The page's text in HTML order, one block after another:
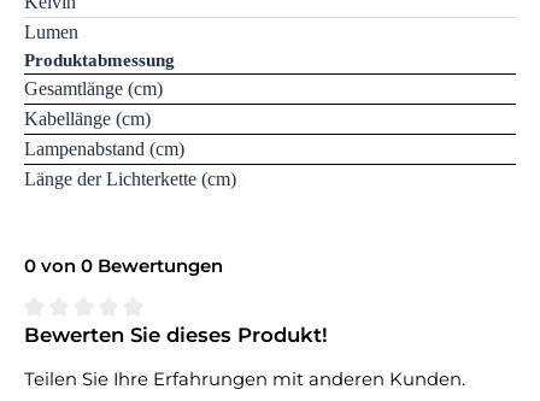
Lumen
Produktabmessung
Gesamtlänge (cm)
Kabellänge (cm)
Lampenabstand (cm)
Länge der Lichterkette (cm)
0 von 0 Bewertungen
Durchschnittliche Bewertung von 0 von 5 Sternen
Bewerten Sie dieses Produkt!
Teilen Sie Ihre Erfahrungen mit anderen Kunden.